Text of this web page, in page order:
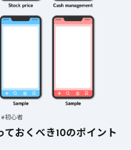
#初心者
おくべき10のポイント